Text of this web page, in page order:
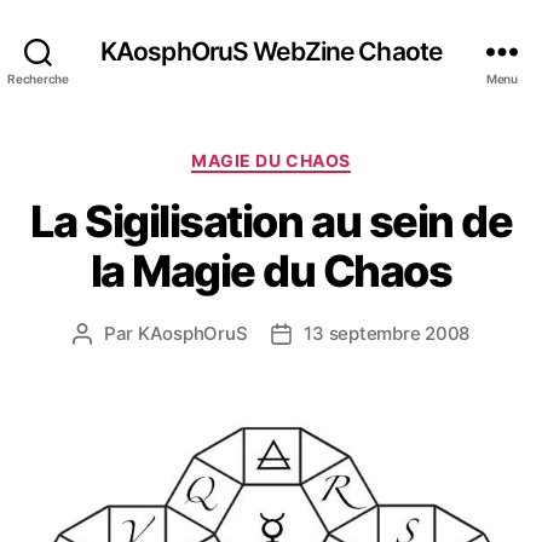
Recherche
KAosphOruS WebZine Chaote
Menu
C
t
é
g
o
i
MAGIE DU CHAOS
La Sigilisation au sein de
la Magie du Chaos
A
e
Par KAosphOruS
D
e
l
’
13 septembre 2008